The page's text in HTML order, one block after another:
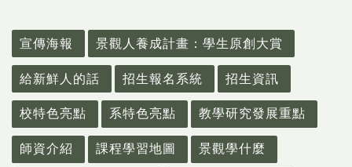
宣傳海報
景觀人養成計畫：學生原創大賞
給新鮮人的話 招生報名系統 招生資訊
校特色亮點 系特色亮點 教學研究發展重點
師資介紹 課程學習地圖 景觀學什麼